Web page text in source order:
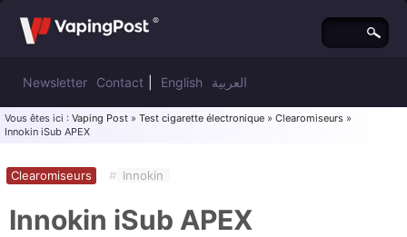
Newsletter Contact English العربية
Vous êtes ici : Vaping Post » Test cigarette électronique » Clearomiseurs »
Innokin iSub APEX
Innokin iSub APEX
Clearomiseurs # Innokin